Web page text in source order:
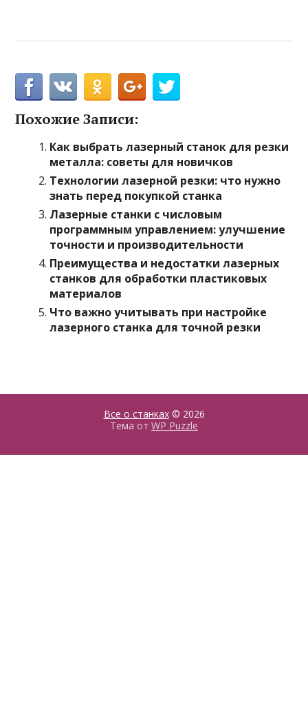
Похожие Записи:
Как выбрать лазерный станок для резки
металла: советы для новичков
Технологии лазерной резки: что нужно
знать перед покупкой станка
Лазерные станки с числовым
программным управлением: улучшение
точности и производительности
Преимущества и недостатки лазерных
станков для обработки пластиковых
материалов
Что важно учитывать при настройке
лазерного станка для точной резки
Все о станках© 2026
Тема от WP Puzzle